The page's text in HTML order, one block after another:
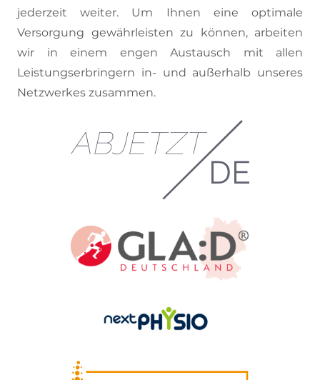
jederzeit weiter. Um Ihnen eine optimale
Versorgung gewährleisten zu können, arbeiten
wir in einem engen Austausch mit allen
Leistungserbringern in- und außerhalb unseres
Netzwerkes zusammen.